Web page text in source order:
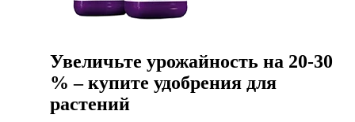
Увеличьте урожайность на 20-30
% – купите удобрения для
растений